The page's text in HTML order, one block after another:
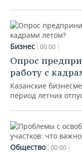
Бизнес 00:00
Опрос
работу с
Казанские
период летних
Общество 00:00